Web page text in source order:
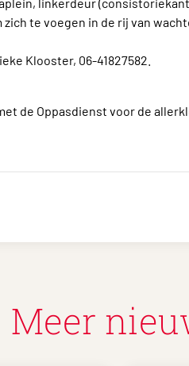
te voegen in de rij van
Klooster, 06-41827582.
de Oppasdienst voor de
Meer